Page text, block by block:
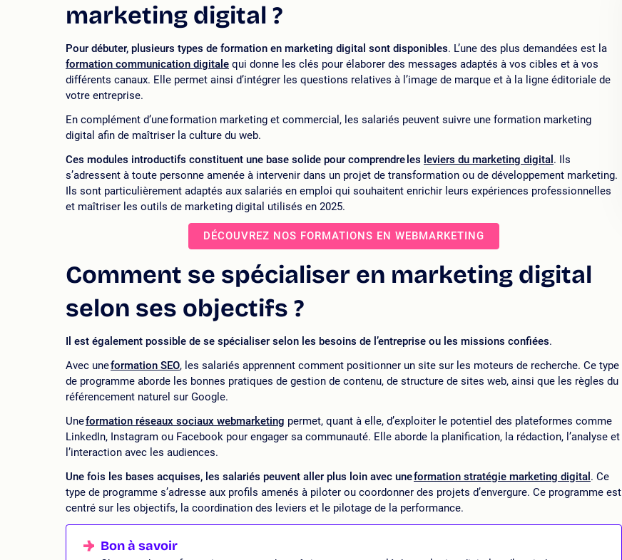
marketing digital ?
Pour débuter, plusieurs types de formation en marketing digital sont disponibles. L’une des plus demandées est la
formation communication digitale qui donne les clés pour élaborer des messages adaptés à vos cibles et à vos
différents canaux. Elle permet ainsi d’intégrer les questions relatives à l’image de marque et à la ligne éditoriale de
votre entreprise.
En complément d’une formation marketing et commercial, les salariés peuvent suivre une formation marketing
digital afin de maîtriser la culture du web.
Ces modules introductifs constituent une base solide pour comprendre les leviers du marketing digital . Ils
s’adressent à toute personne amenée à intervenir dans un projet de transformation ou de développement marketing.
Ils sont particulièrement adaptés aux salariés en emploi qui souhaitent enrichir leurs expériences professionnelles
et maîtriser les outils de marketing digital utilisés en 2025.
DÉCOUVREZ NOS FORMATIONS EN WEBMARKETING
Comment se spécialiser en marketing digital
selon ses objectifs ?
Il est également possible de se spécialiser selon les besoins de l’entreprise ou les missions confiées.
Avec uneformation SEO, les salariés apprennent comment positionner un site sur les moteurs de recherche. Ce type
de programme aborde les bonnes pratiques de gestion de contenu, de structure de sites web, ainsi que les règles du
référencement naturel sur Google.
Uneformation réseaux sociaux webmarketing permet, quant à elle, d’exploiter le potentiel des plateformes comme
LinkedIn, Instagram ou Facebook pour engager sa communauté. Elle aborde la planification, la rédaction, l’analyse et
l’interaction avec les audiences.
Une fois les bases acquises, les salariés peuvent aller plus loin avec uneformation stratégie marketing digital . Ce
type de programme s’adresse aux profils amenés à piloter ou coordonner des projets d’envergure. Ce programme est
centré sur les objectifs, la coordination des leviers et le pilotage de la performance.